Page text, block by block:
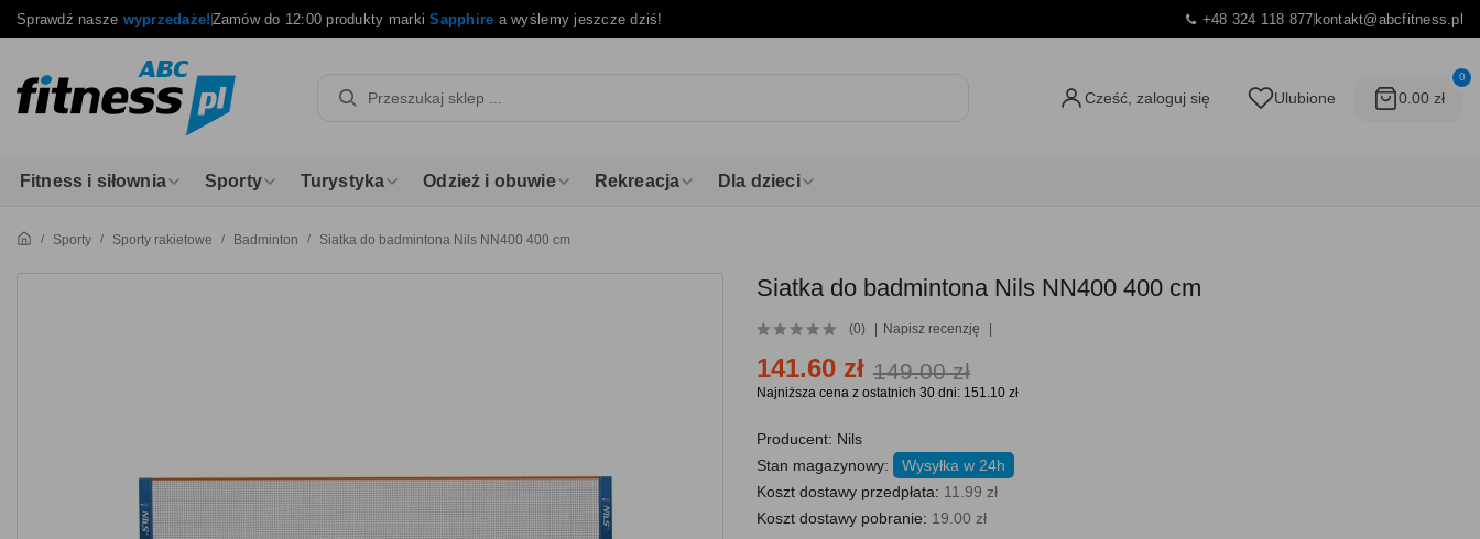
Sprawdź nasze wyprzedaże!Zamów do 12:00 produkty markiSapphire a wyślemy jeszcze dziś! +48 324 118 877kontakt@abcfitness.pl
Cześć, zaloguj się Ulubione
0
0.00 zł
Fitness i siłownia Sporty Turystyka Odzież i obuwie Rekreacja Dla dzieci
Sporty Sporty rakietowe Badminton Siatka do badmintona Nils NN400 400 cm
Siatka do badmintona Nils NN400 400 cm
(0) Napisz recenzję
141.60 zł 149.00 zł
Najniższa cena z ostatnich 30 dni: 151.10 zł
Producent: Nils
Stan magazynowy:
Wysyłka w 24h
Koszt dostawy przedpłata: 11.99 zł
Koszt dostawy pobranie: 19.00 zł